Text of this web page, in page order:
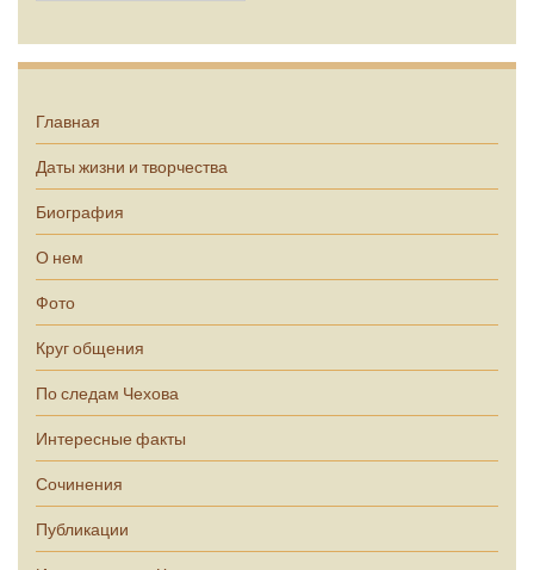
Главная
Даты жизни и творчества
Биография
О нем
Фото
Круг общения
По следам Чехова
Интересные факты
Сочинения
Публикации